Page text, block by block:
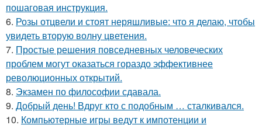
пошаговая инструкция.
6. Розы отцвели и стоят неряшливые: что я делаю, чтобы
увидеть вторую волну цветения.
7. Простые решения повседневных человеческих
проблем могут оказаться гораздо эффективнее
революционных открытий.
8. Экзамен по философии сдавала.
9. Добрый день! Вдруг кто с подобным … сталкивался.
10. Компьютерные игры ведут к импотенции и